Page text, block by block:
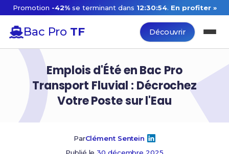
Promotion -42% se terminant dans 12:30:53. En profiter »
Bac Pro TF Découvrir
Emplois d'Été en Bac Pro
Transport Fluvial : Décrochez
Votre Poste sur l'Eau
ParClément Sentein